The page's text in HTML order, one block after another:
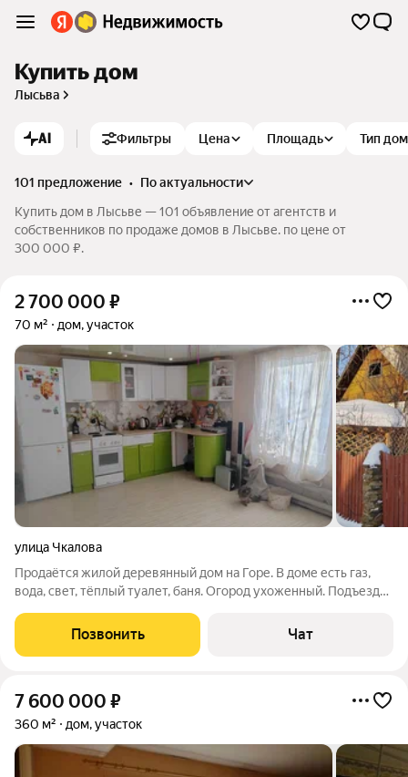
Купить дом
Лысьва
AI Фильтры Цена Площадь Тип
101 предложение •
по актуальности
Купить дом в Лысьве — 101 объявление от агентств и
собственников по продаже домов в Лысьве. по цене от
300 000 ₽.
2 700 000 ₽
70 м² дом, участок
улица Чкалова
Продаётся жилой деревянный дом на Горе. В доме есть газ,
вода, свет, тёплый туалет, баня. Огород ухоженный. Подъезд
Позвонить Чат
7 600 000 ₽
360 м² дом, участок